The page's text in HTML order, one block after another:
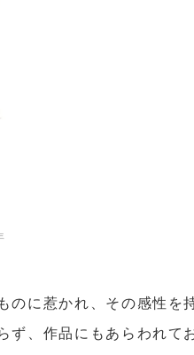
のに惹かれ、その感性を
、作品にもあらわれて